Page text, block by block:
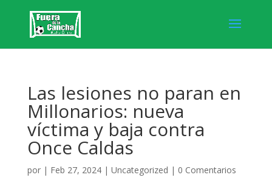
Las lesiones no paran en
Millonarios: nueva
víctima y baja contra
Once Caldas
por | Feb 27, 2024| Uncategorized | 0 Comentarios